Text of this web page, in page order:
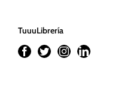
TuuuLibrería